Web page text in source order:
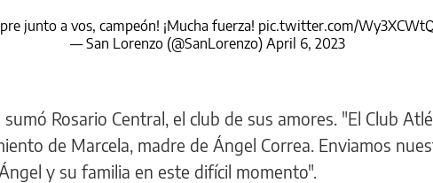
junto a vos, campeón! ¡Mucha fuerza! pic.twitter.com/
— San Lorenzo (@SanLorenzo) April 6, 2023
sumó Rosario Central, el club de sus amores. "El Club
de Marcela, madre de Ángel Correa. Enviamos
y su familia en este difícil momento".